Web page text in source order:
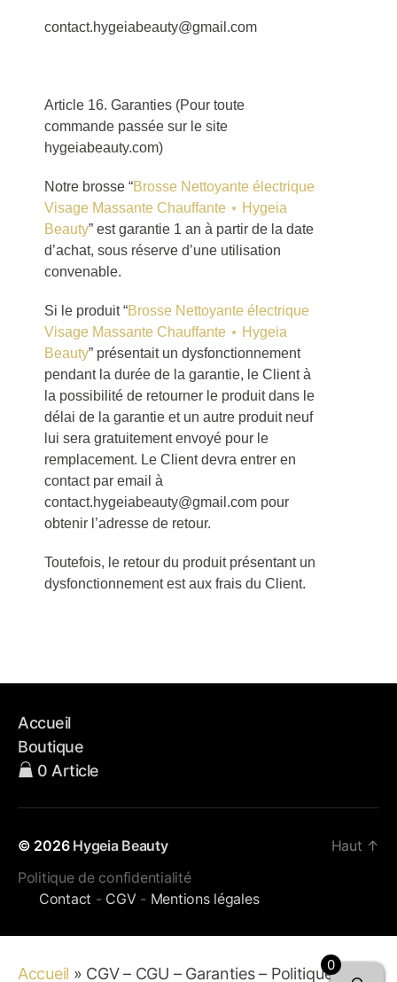
contact.hygeiabeauty@gmail.com
Article 16. Garanties (Pour toute
commande passée sur le site
hygeiabeauty.com)
Notre brosse “Brosse Nettoyante électrique
Visage Massante Chauffante ⋆ Hygeia
Beauty” est garantie 1 an à partir de la date
d’achat, sous réserve d’une utilisation
convenable.
Si le produit “Brosse Nettoyante électrique
Visage Massante Chauffante ⋆ Hygeia
Beauty” présentait un dysfonctionnement
pendant la durée de la garantie, le Client à
la possibilité de retourner le produit dans le
délai de la garantie et un autre produit neuf
lui sera gratuitement envoyé pour le
remplacement. Le Client devra entrer en
contact par email à
contact.hygeiabeauty@gmail.com pour
obtenir l’adresse de retour.
Toutefois, le retour du produit présentant un
dysfonctionnement est aux frais du Client.
Accueil
Boutique
0 Article
© 2026 Hygeia Beauty
Politique de confidentialité
Contact - CGV- Mentions légales
Haut ↑
0
Accueil » CGV – CGU – Garanties – Politique de